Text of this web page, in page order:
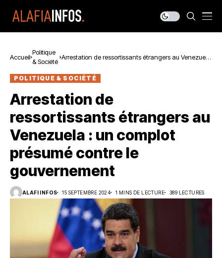
Accueil
Politique
& Société
Arrestation de ressortissants étrangers au Venezuela
POLITIQUE & SOCIÉTÉ
Arrestation de
ressortissants étrangers au
Venezuela : un complot
présumé contre le
gouvernement
ALAFI INFOS 15 SEPTEMBRE 2024 1 MINS DE LECTURE 389 LECTURES